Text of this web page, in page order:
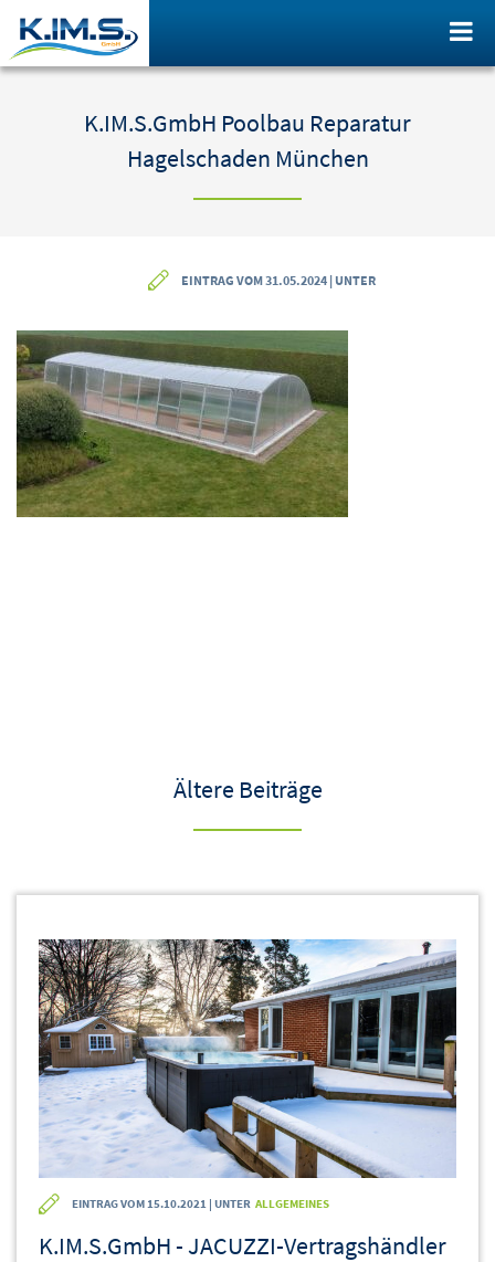
K.IM.S.GmbH Poolbau Reparatur
Hagelschaden München
EINTRAG VOM 31.05.2024 | UNTER
Ältere Beiträge
EINTRAG VOM 15.10.2021 | UNTER ALLGEMEINES
K.IM.S.GmbH - JACUZZI-Vertragshändler